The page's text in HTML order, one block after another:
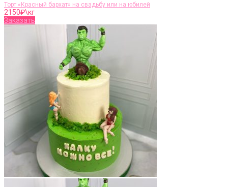
Торт «Красный бархат» на свадьбу или на юбилей
2150₽\кг
Заказать